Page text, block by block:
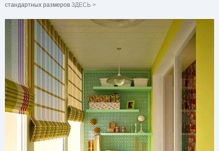
стандартных размеров ЗДЕСЬ >